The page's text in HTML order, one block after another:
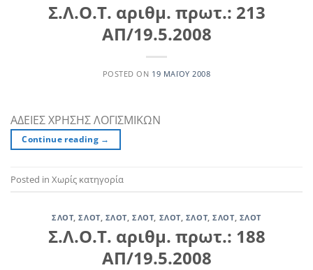
Σ.Λ.Ο.Τ. αριθμ. πρωτ.: 213
ΑΠ/19.5.2008
POSTED ON 19 ΜΑΪ́ΟΥ 2008
ΑΔΕΙΕΣ ΧΡΗΣΗΣ ΛΟΓΙΣΜΙΚΩΝ
Continue reading →
Posted in Χωρίς κατηγορία
ΣΛΟΤ,ΣΛΟΤ, ΣΛΟΤ,ΣΛΟΤ, ΣΛΟΤ, ΣΛΟΤ,ΣΛΟΤ, ΣΛΟΤ
Σ.Λ.Ο.Τ. αριθμ. πρωτ.: 188
ΑΠ/19.5.2008